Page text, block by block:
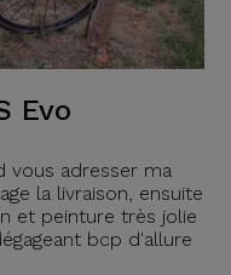
Evo
vous adresser ma
la livraison, ensuite
et peinture très jolie
bcp d'allure